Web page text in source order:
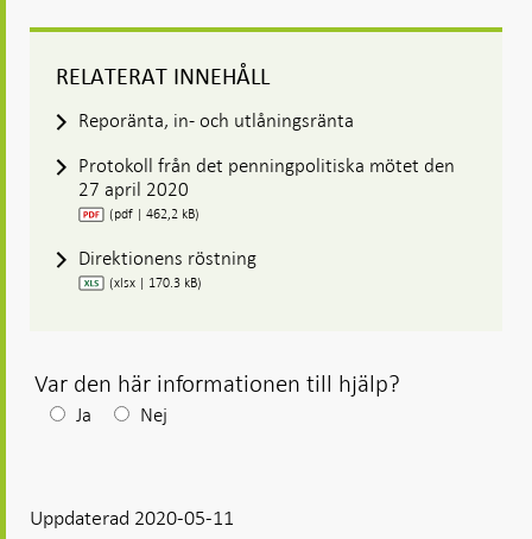
RELATERAT INNEHÅLL
Reporänta, in- och utlåningsränta
Protokoll från det penningpolitiska mötet den
27 april 2020
(pdf | 462,2 kB)
Direktionens röstning
(xlsx | 170.3 kB)
Var den här informationen till hjälp?
Efter
visas
Ja Nej
Uppdaterad 2020-05-11